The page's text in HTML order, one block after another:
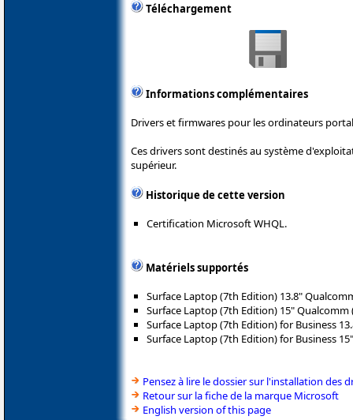
Téléchargement
Informations complémentaires
Drivers et firmwares pour les ordinateurs
Ces drivers sont destinés au système
supérieur.
Historique de cette version
Certification Microsoft WHQL.
Matériels supportés
Surface Laptop (7th Edition) 13.8"
Surface Laptop (7th Edition) 15" Qualcomm
Surface Laptop (7th Edition) for Business
Surface Laptop (7th Edition) for Business
Pensez à lire le dossier sur l'installation des
Retour sur la fiche de la marque Microsoft
English version of this page